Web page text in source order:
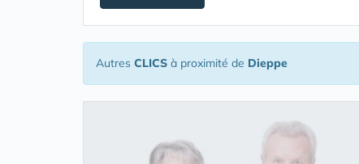
Autres CLICS à proximité de Dieppe